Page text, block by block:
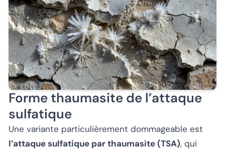
Forme thaumasite de l’attaque
sulfatique
Une variante particulièrement dommageable est
l’attaque sulfatique par thaumasite (TSA), qui